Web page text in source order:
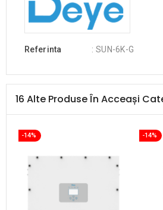
Referinta : SUN-6K-G
16 Alte Produse În Acceași
-14% -14%